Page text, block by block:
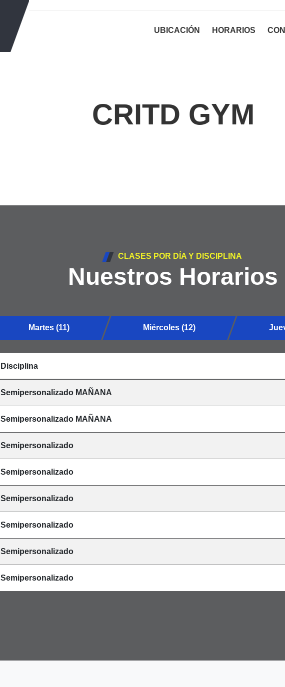
UBICACIÓN HORARIOS
CRITD GYM
CLASES POR DÍA Y DISCIPLINA
Nuestros Horarios
Martes (11) Miércoles (12)
Disciplina
Semipersonalizado MAÑANA
Semipersonalizado MAÑANA
Semipersonalizado
Semipersonalizado
Semipersonalizado
Semipersonalizado
Semipersonalizado
Semipersonalizado